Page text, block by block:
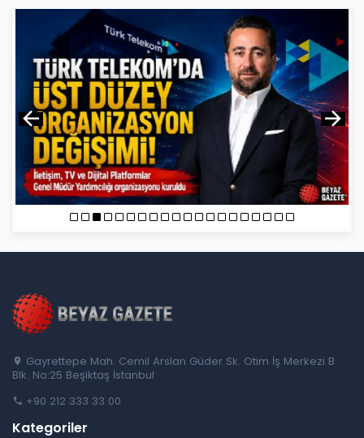
Gayrettepe Mah. Cemil Arslan Güder Sk. Otim İş Merkezi B
Blk. No:25 Beşiktaş İstanbul
+90 212 333 33 00
Kategoriler